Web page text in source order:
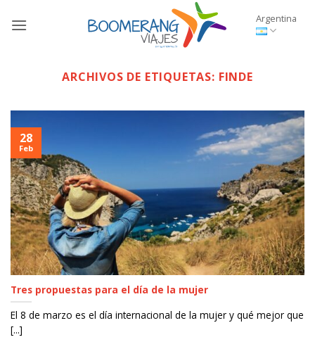
Argentina
ARCHIVOS DE ETIQUETAS: FINDE
Tres propuestas para el día de la mujer
El 8 de marzo es el día internacional de la mujer y qué mejor que
[...]
28
Feb